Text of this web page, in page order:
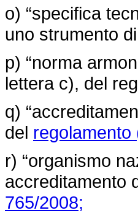
o) “specifica
uno strumento
p) “norma
lettera c), del
q)
del
r) “organismo
accreditamento
765/2008;